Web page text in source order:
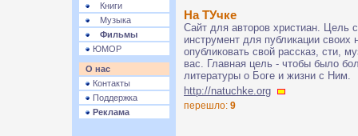
Книги
Музыка
Фильмы
ЮМОР
О нас
Контакты
Поддержка
Реклама
На ТУчке
Сайт для авторов христиан. Цель
инструмент для публикации
опубликовать свой рассказ, сти,
вас. Главная цель - чтобы было
литературы о Боге и жизни с Ним.
http://natuchke.org
перешло: 9